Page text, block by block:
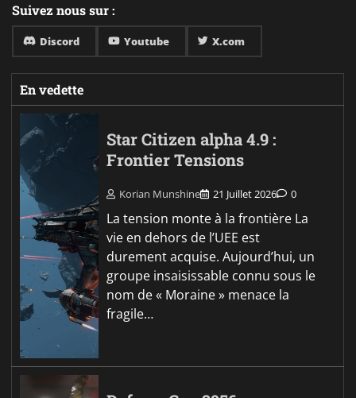
Suivez nous sur :
Discord Youtube X.com
En vedette
Star Citizen alpha 4.9 :
Frontier Tensions
Korian Munshine 21 Juillet 2026 0
La tension monte à la frontière La
vie en dehors de l’UEE est
durement acquise. Aujourd’hui, un
groupe insaisissable connu sous le
nom de « Moraine » menace la
fragile…